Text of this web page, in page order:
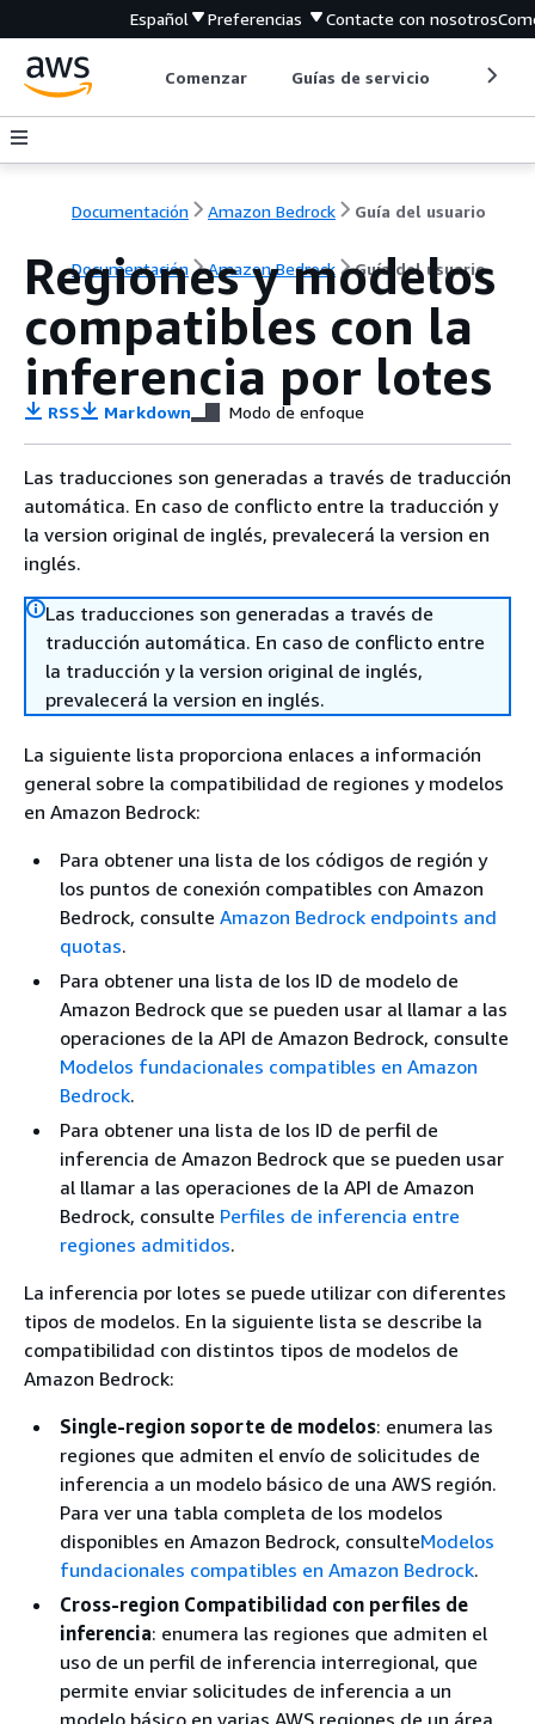
Español Preferencias Contacte con nosotros
Comenzar Guías de servicio
Documentación Amazon Bedrock Guía del usuario
Documentación Amazon Bedrock Guía del usuario
Regiones y modelos
compatibles con la
inferencia por lotes
RSS Markdown Modo de enfoque
Las traducciones son generadas a través de traducción
automática. En caso de conflicto entre la traducción y
la version original de inglés, prevalecerá la version en
inglés.
Las traducciones son generadas a través de
traducción automática. En caso de conflicto entre
la traducción y la version original de inglés,
prevalecerá la version en inglés.
La siguiente lista proporciona enlaces a información
general sobre la compatibilidad de regiones y modelos
en Amazon Bedrock:
Para obtener una lista de los códigos de región y
los puntos de conexión compatibles con Amazon
Bedrock, consulte Amazon Bedrock endpoints and
quotas.
Para obtener una lista de los ID de modelo de
Amazon Bedrock que se pueden usar al llamar a las
operaciones de la API de Amazon Bedrock, consulte
Modelos fundacionales compatibles en Amazon
Bedrock.
Para obtener una lista de los ID de perfil de
inferencia de Amazon Bedrock que se pueden usar
al llamar a las operaciones de la API de Amazon
Bedrock, consulte Perfiles de inferencia entre
regiones admitidos.
La inferencia por lotes se puede utilizar con diferentes
tipos de modelos. En la siguiente lista se describe la
compatibilidad con distintos tipos de modelos de
Amazon Bedrock:
Single-region soporte de modelos: enumera las
regiones que admiten el envío de solicitudes de
inferencia a un modelo básico de una AWS región.
Para ver una tabla completa de los modelos
disponibles en Amazon Bedrock, consulteModelos
fundacionales compatibles en Amazon Bedrock.
Cross-region Compatibilidad con perfiles de
inferencia: enumera las regiones que admiten el
uso de un perfil de inferencia interregional, que
permite enviar solicitudes de inferencia a un
modelo básico en varias AWS regiones de un área